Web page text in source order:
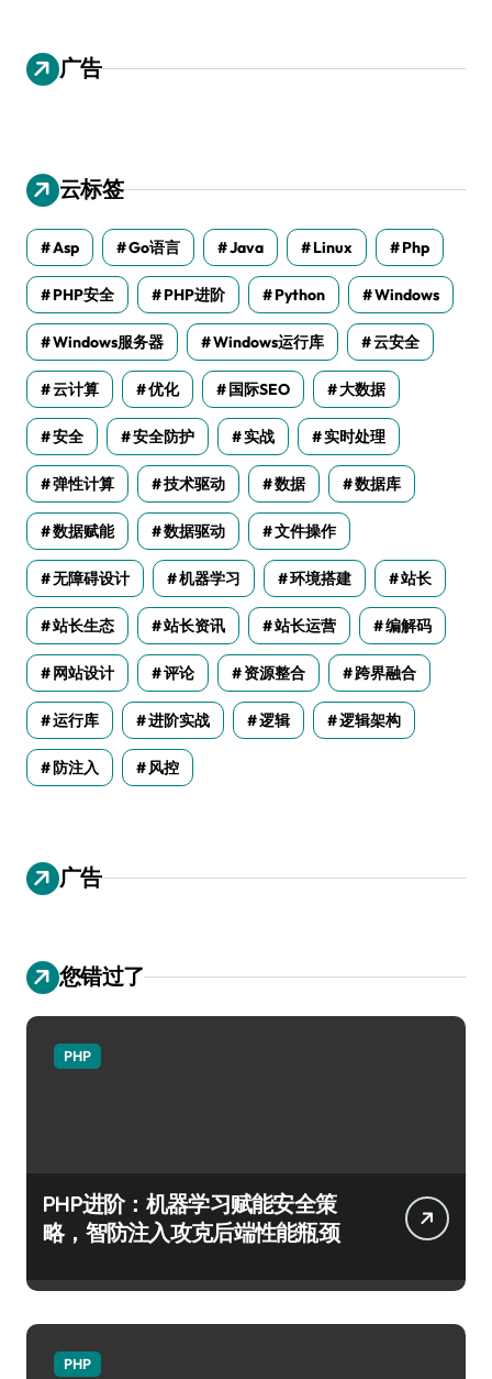
广告
云标签
Asp Go语言 Java Linux Php
PHP安全 PHP进阶 Python Windows
Windows服务器 Windows运行库 云安全
云计算 优化 国际SEO 大数据
安全 安全防护 实战 实时处理
弹性计算 技术驱动 数据 数据库
数据赋能 数据驱动 文件操作
无障碍设计 机器学习 环境搭建 站长
站长生态 站长资讯 站长运营 编解码
网站设计 评论 资源整合 跨界融合
运行库 进阶实战 逻辑 逻辑架构
防注入 风控
广告
您错过了
PHP
PHP进阶：机器学习赋能安全策
略，智防注入攻克后端性能瓶颈
PHP